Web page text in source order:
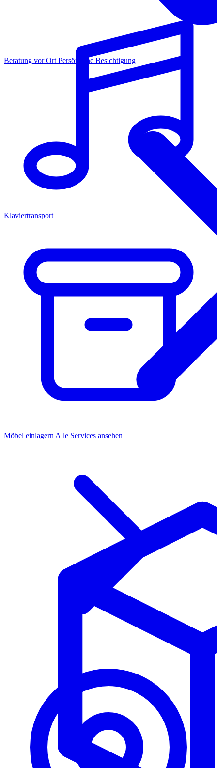
Beratung vor OrtPersönliche Besichtigung
Klaviertransport
Möbel einlagern Alle Services ansehen